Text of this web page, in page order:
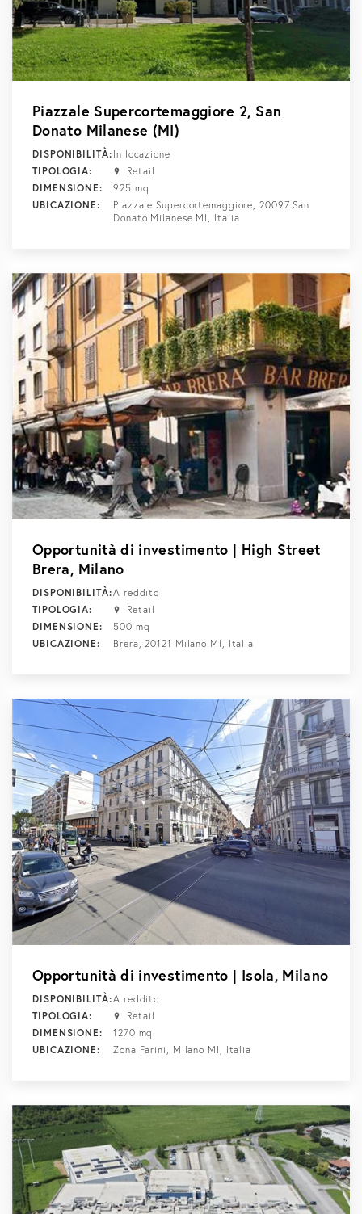
Piazzale Supercortemaggiore 2, San
Donato Milanese (MI)
DISPONIBILITÀ: In locazione
TIPOLOGIA:
Retail
DIMENSIONE:
925 mq
UBICAZIONE:
Piazzale Supercortemaggiore, 20097 San
Donato Milanese MI, Italia
Opportunità di investimento | High Street
Brera, Milano
DISPONIBILITÀ:A reddito
TIPOLOGIA:
Retail
DIMENSIONE:
500 mq
UBICAZIONE:
Brera, 20121 Milano MI, Italia
Opportunità di investimento | Isola, Milano
DISPONIBILITÀ:A reddito
TIPOLOGIA:
Retail
DIMENSIONE:
1270 mq
UBICAZIONE:
Zona Farini, Milano MI, Italia